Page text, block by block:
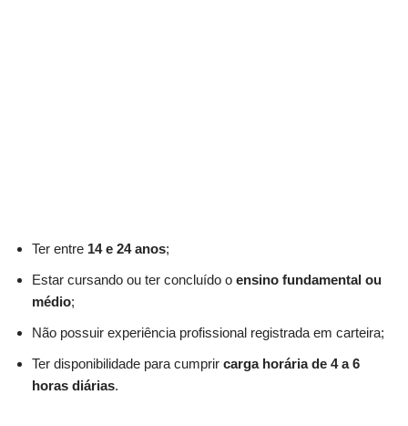
Ter entre 14 e 24 anos;
Estar cursando ou ter concluído o ensino fundamental ou
médio;
Não possuir experiência profissional registrada em carteira;
Ter disponibilidade para cumprir carga horária de 4 a 6
horas diárias.